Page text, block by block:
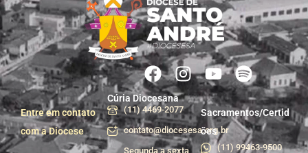
Entre em contato
com a Diocese
Cúria Diocesana
(11) 4469-2077
contato@diocesesa.org.br
Segunda a sexta
Sacramentos/Certid
ões
(11) 99463-9500